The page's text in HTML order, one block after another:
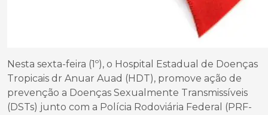
Nesta sexta-feira (1º), o Hospital Estadual de Doenças
Tropicais dr Anuar Auad (HDT), promove ação de
prevenção a Doenças Sexualmente Transmissíveis
(DSTs) junto com a Polícia Rodoviária Federal (PRF-